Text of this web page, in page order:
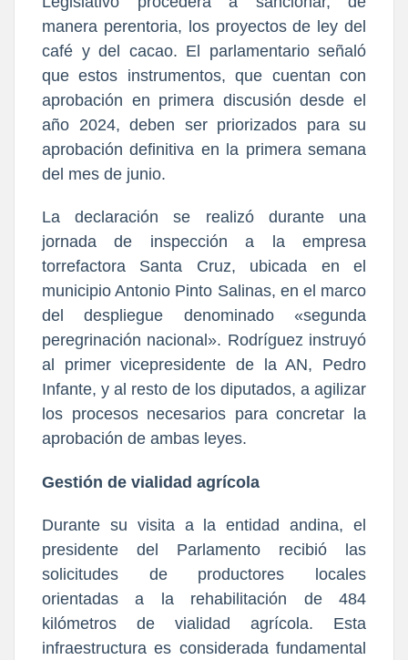
manera perentoria, los proyectos de ley del
café y del cacao. El parlamentario señaló
que estos instrumentos, que cuentan con
aprobación en primera discusión desde el
año 2024, deben ser priorizados para su
aprobación definitiva en la primera semana
del mes de junio.
La declaración se realizó durante una
jornada de inspección a la empresa
torrefactora Santa Cruz, ubicada en el
municipio Antonio Pinto Salinas, en el marco
del despliegue denominado «segunda
peregrinación nacional». Rodríguez instruyó
al primer vicepresidente de la AN, Pedro
Infante, y al resto de los diputados, a agilizar
los procesos necesarios para concretar la
aprobación de ambas leyes.
Gestión de vialidad agrícola
Durante su visita a la entidad andina, el
presidente del Parlamento recibió las
solicitudes de productores locales
orientadas a la rehabilitación de 484
kilómetros de vialidad agrícola. Esta
infraestructura es considerada fundamental